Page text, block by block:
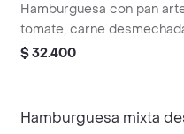
Hamburguesa con pan
tomate, carne
mozzarella y huevo.
$ 32.400
Hamburguesa mixta